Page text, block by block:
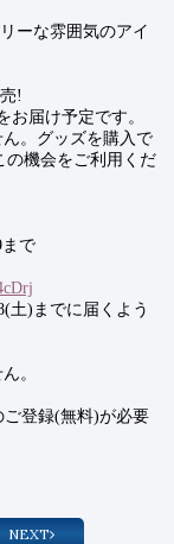
ーな雰囲気のアイ
!
お届け予定です。
。グッズを購入で
の機会をご利用くだ
まで
土)までに届くよう
。
ご登録(無料)が必要
NEXT